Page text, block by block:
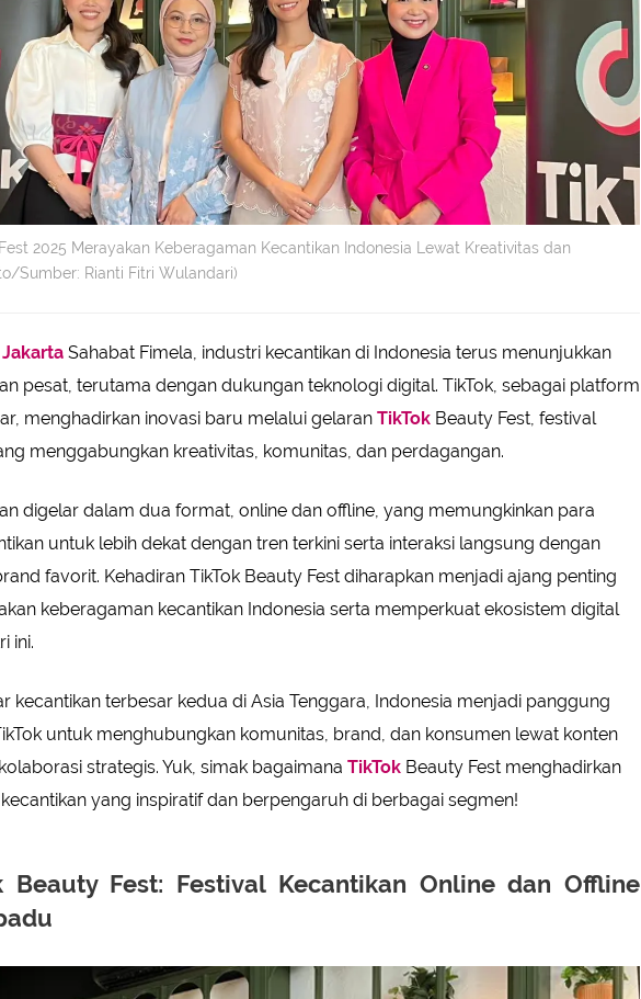
2025 Merayakan Keberagaman Kecantikan Indonesia Lewat Kreativitas dan
Sumber: Rianti Fitri Wulandari)
Sahabat Fimela, industri kecantikan di Indonesia terus menunjukkan
pesat, terutama dengan dukungan teknologi digital. TikTok, sebagai platform
menghadirkan inovasi baru melalui gelaran TikTok Beauty Fest, festival
menggabungkan kreativitas, komunitas, dan perdagangan.
digelar dalam dua format, online dan offline, yang memungkinkan para
untuk lebih dekat dengan tren terkini serta interaksi langsung dengan
favorit. Kehadiran TikTok Beauty Fest diharapkan menjadi ajang penting
keberagaman kecantikan Indonesia serta memperkuat ekosistem digital
ini.
kecantikan terbesar kedua di Asia Tenggara, Indonesia menjadi panggung
untuk menghubungkan komunitas, brand, dan konsumen lewat konten
strategis. Yuk, simak bagaimana TikTok Beauty Fest menghadirkan
yang inspiratif dan berpengaruh di berbagai segmen!
Beauty Fest: Festival Kecantikan Online dan Offline